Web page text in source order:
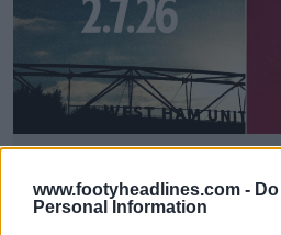
www.footyheadlines.com -
Personal Information
per la stagione 2026-2027
del periodo 2001-2003